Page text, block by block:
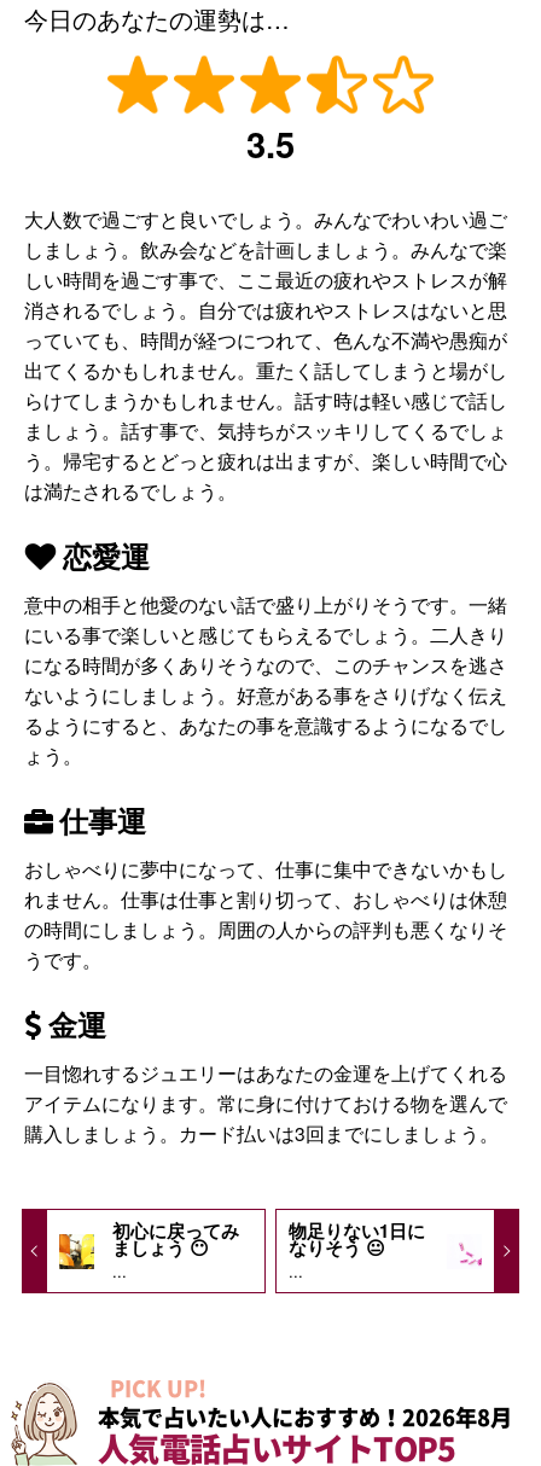
今日のあなたの運勢は…
3.5
大人数で過ごすと良いでしょう。みんなでわいわい過ご
しましょう。飲み会などを計画しましょう。みんなで楽
しい時間を過ごす事で、ここ最近の疲れやストレスが解
消されるでしょう。自分では疲れやストレスはないと思
っていても、時間が経つにつれて、色んな不満や愚痴が
出てくるかもしれません。重たく話してしまうと場がし
らけてしまうかもしれません。話す時は軽い感じで話し
ましょう。話す事で、気持ちがスッキリしてくるでしょ
う。帰宅するとどっと疲れは出ますが、楽しい時間で心
は満たされるでしょう。
恋愛運
意中の相手と他愛のない話で盛り上がりそうです。一緒
にいる事で楽しいと感じてもらえるでしょう。二人きり
になる時間が多くありそうなので、このチャンスを逃さ
ないようにしましょう。好意がある事をさりげなく伝え
るようにすると、あなたの事を意識するようになるでし
ょう。
仕事運
おしゃべりに夢中になって、仕事に集中できないかもし
れません。仕事は仕事と割り切って、おしゃべりは休憩
の時間にしましょう。周囲の人からの評判も悪くなりそ
うです。
金運
一目惚れするジュエリーはあなたの金運を上げてくれる
アイテムになります。常に身に付けておける物を選んで
購入しましょう。カード払いは3回までにしましょう。
初心に戻ってみ
ましょう 😶
...
物足りない1日に
なりそう 😐
...
PICK UP!
本気で占いたい人におすすめ！2026年8月
人気電話占いサイトTOP5